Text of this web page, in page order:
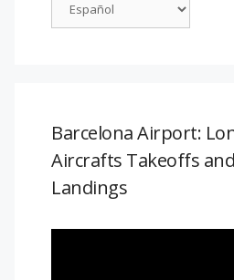
Barcelona Airport:
Aircrafts Takeoffs and
Landings